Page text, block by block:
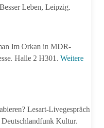
Leben, Leipzig.
Im Orkan in MDR-
Halle 2 H301.Weitere
Lesart-Livegespräch
Kultur.